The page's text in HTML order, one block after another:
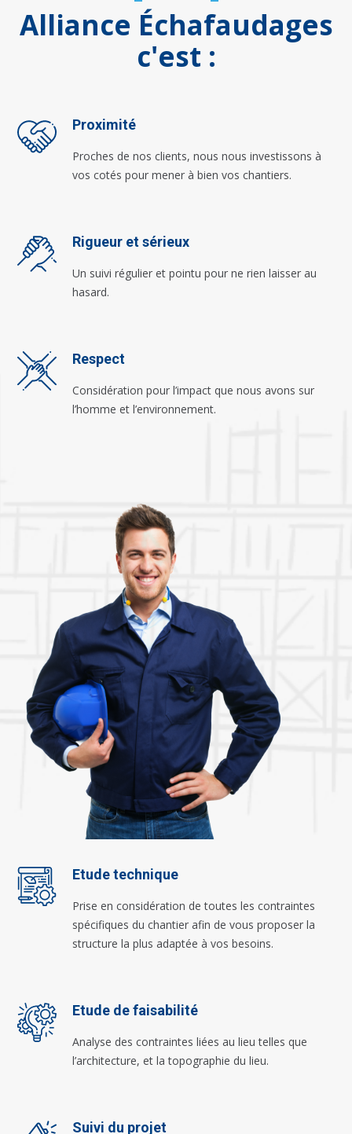
Alliance Échafaudages
c'est :
Proximité
Proches de nos clients, nous nous investissons à
vos cotés pour mener à bien vos chantiers.
Rigueur et sérieux
Un suivi régulier et pointu pour ne rien laisser au
hasard.
Respect
Considération pour l’impact que nous avons sur
l’homme et l’environnement.
Etude technique
Prise en considération de toutes les contraintes
spécifiques du chantier afin de vous proposer la
structure la plus adaptée à vos besoins.
Etude de faisabilité
Analyse des contraintes liées au lieu telles que
l’architecture, et la topographie du lieu.
Suivi du projet